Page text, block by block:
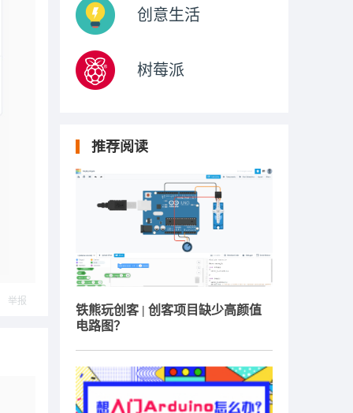
举报
创意生活
树莓派
推荐阅读
铁熊玩创客 | 创客项目缺少高颜值
电路图？